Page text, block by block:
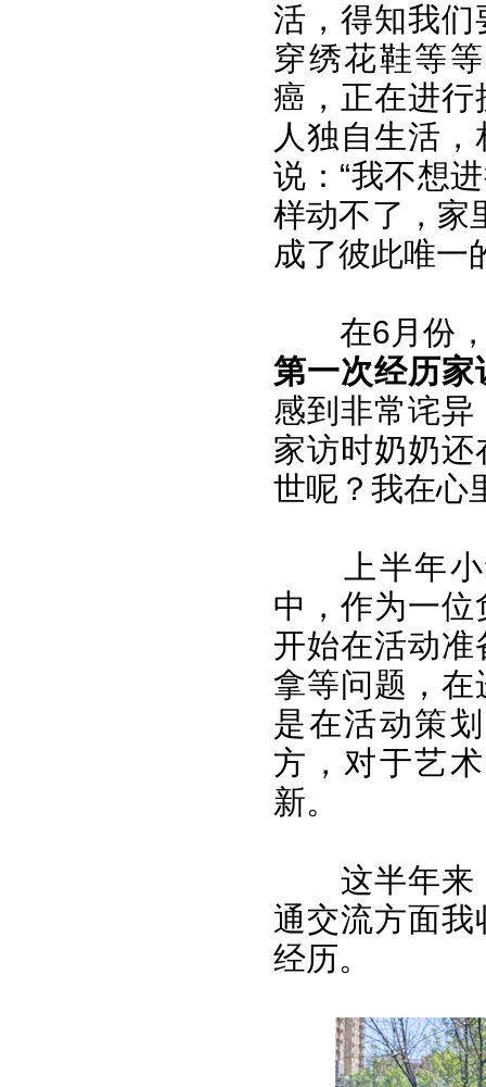
活，得知我
穿绣花鞋等
癌，正在进
人独自生活
说：“我不想
样动不了，家
成了彼此唯一
在6月份
第一次经历家
感到非常诧
家访时奶奶
世呢？我在心
上半年
中，作为一
开始在活动
拿等问题，
是在活动策
方，对于艺
新。
这半年来
通交流方面
经历。